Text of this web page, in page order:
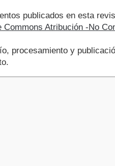
publicados en esta
Commons Atribución -No
procesamiento y